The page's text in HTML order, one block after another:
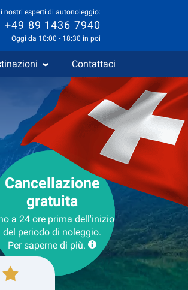
nostri esperti di autonoleggio:
+49 89 1436 7940
Oggi da 10:00 - 18:30 in poi
Contattaci
Cancellazione
gratuita
a 24 ore prima dell'inizio
del periodo di noleggio.
Per saperne di più.